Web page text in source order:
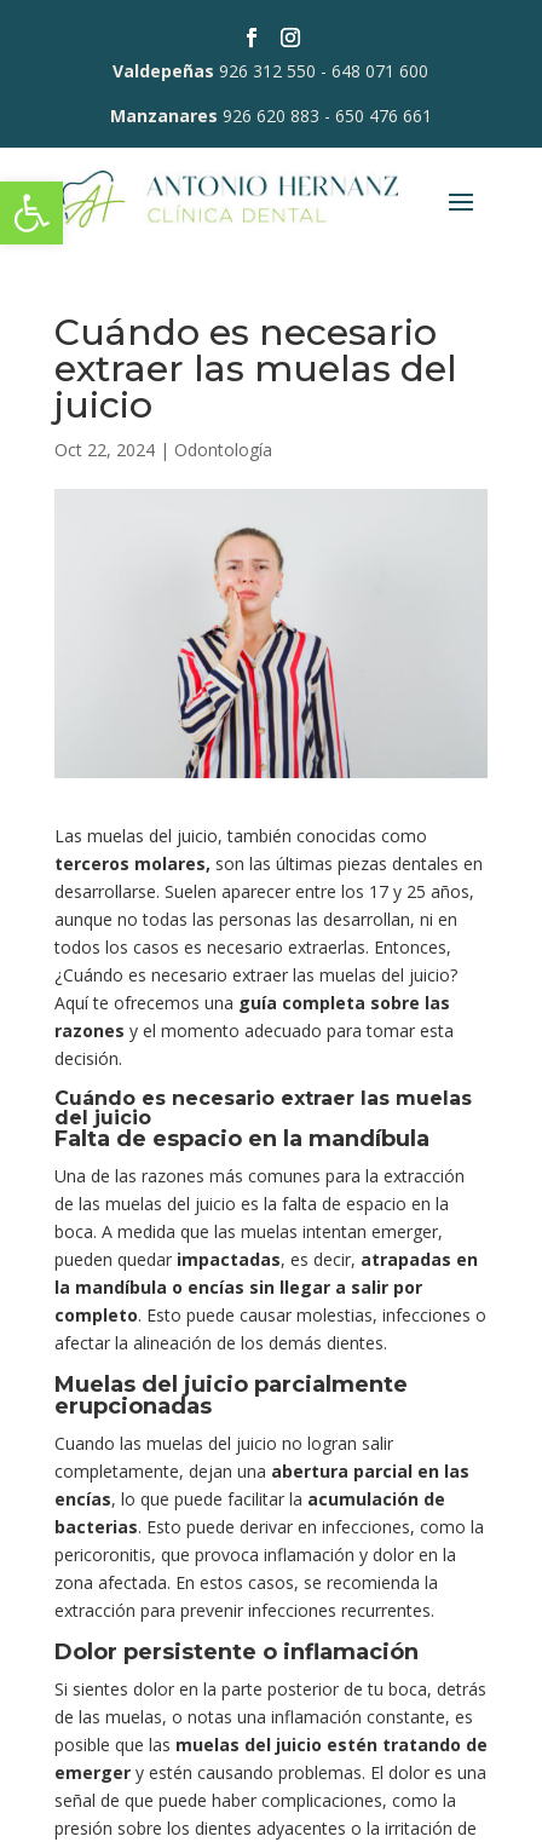
Abrir barra de herramientas
Valdepeñas 926 312 550 -648 071 600
Manzanares 926 620 883 - 650 476 661
Cuándo es necesario
extraer las muelas del
juicio
Oct 22, 2024| Odontología
Las muelas del juicio, también conocidas como
terceros molares, son las últimas piezas dentales en
desarrollarse. Suelen aparecer entre los 17 y 25 años,
aunque no todas las personas las desarrollan, ni en
todos los casos es necesario extraerlas. Entonces,
¿Cuándo es necesario extraer las muelas del juicio?
Aquí te ofrecemos una guía completa sobre las
razones y el momento adecuado para tomar esta
decisión.
Cuándo es necesario extraer las muelas
del juicio
Falta de espacio en la mandíbula
Una de las razones más comunes para la extracción
de las muelas del juicio es la falta de espacio en la
boca. A medida que las muelas intentan emerger,
pueden quedar impactadas, es decir, atrapadas en
la mandíbula o encías sin llegar a salir por
completo. Esto puede causar molestias, infecciones o
afectar la alineación de los demás dientes.
Muelas del juicio parcialmente
erupcionadas
Cuando las muelas del juicio no logran salir
completamente, dejan una abertura parcial en las
encías, lo que puede facilitar la acumulación de
bacterias. Esto puede derivar en infecciones, como la
pericoronitis, que provoca inflamación y dolor en la
zona afectada. En estos casos, se recomienda la
extracción para prevenir infecciones recurrentes.
Dolor persistente o inflamación
Si sientes dolor en la parte posterior de tu boca, detrás
de las muelas, o notas una inflamación constante, es
posible que las muelas del juicio estén tratando de
emergery estén causando problemas. El dolor es una
señal de que puede haber complicaciones, como la
presión sobre los dientes adyacentes o la irritación de